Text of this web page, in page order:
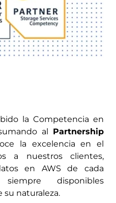
la Competencia en
al Partnership
la excelencia en el
a nuestros clientes,
en AWS de cada
disponibles
naturaleza.